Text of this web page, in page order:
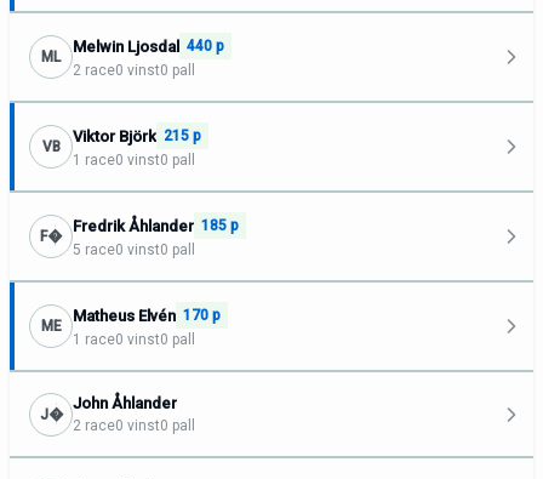
ML
Melwin Ljosdal 440 p
2 race0 vinst0 pall
VB
Viktor Björk 215 p
1 race0 vinst0 pall
F�
Fredrik Åhlander 185 p
5 race0 vinst0 pall
ME
Matheus Elvén 170 p
1 race0 vinst0 pall
J�
John Åhlander
2 race0 vinst0 pall